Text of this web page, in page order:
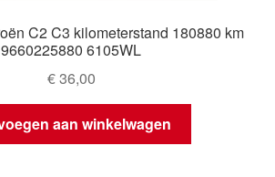
C2 C3 kilometerstand 180880 km
9660225880 6105WL
€36,00
aan winkelwagen